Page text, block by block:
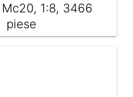
1:8, 3466
piese